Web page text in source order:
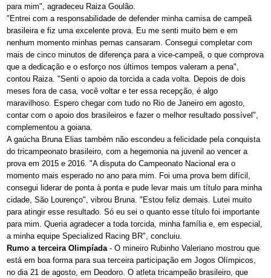
para mim", agradeceu Raiza Goulão.
"Entrei com a responsabilidade de defender minha camisa de campeã
brasileira e fiz uma excelente prova. Eu me senti muito bem e em
nenhum momento minhas pernas cansaram. Consegui completar com
mais de cinco minutos de diferença para a vice-campeã, o que comprova
que a dedicação e o esforço nos últimos tempos valeram a pena",
contou Raiza. "Senti o apoio da torcida a cada volta. Depois de dois
meses fora de casa, você voltar e ter essa recepção, é algo
maravilhoso. Espero chegar com tudo no Rio de Janeiro em agosto,
contar com o apoio dos brasileiros e fazer o melhor resultado possível",
complementou a goiana.
A gaúcha Bruna Elias também não escondeu a felicidade pela conquista
do tricampeonato brasileiro, com a hegemonia na juvenil ao vencer a
prova em 2015 e 2016. "A disputa do Campeonato Nacional era o
momento mais esperado no ano para mim. Foi uma prova bem difícil,
consegui liderar de ponta à ponta e pude levar mais um título para minha
cidade, São Lourenço", vibrou Bruna. "Estou feliz demais. Lutei muito
para atingir esse resultado. Só eu sei o quanto esse título foi importante
para mim. Queria agradecer a toda torcida, minha família e, em especial,
a minha equipe Specialized Racing BR", concluiu.
Rumo a terceira Olimpíada- O mineiro Rubinho Valeriano mostrou que
está em boa forma para sua terceira participação em Jogos Olímpicos,
no dia 21 de agosto, em Deodoro. O atleta tricampeão brasileiro, que